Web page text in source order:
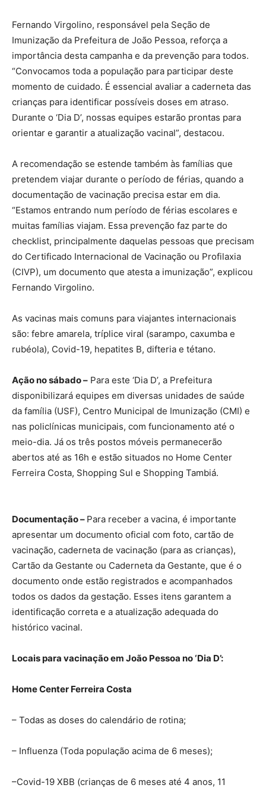
Fernando Virgolino, responsável pela Seção de
Imunização da Prefeitura de João Pessoa, reforça a
importância desta campanha e da prevenção para todos.
“Convocamos toda a população para participar deste
momento de cuidado. É essencial avaliar a caderneta das
crianças para identificar possíveis doses em atraso.
Durante o ‘Dia D’, nossas equipes estarão prontas para
orientar e garantir a atualização vacinal”, destacou.
A recomendação se estende também às famílias que
pretendem viajar durante o período de férias, quando a
documentação de vacinação precisa estar em dia.
“Estamos entrando num período de férias escolares e
muitas famílias viajam. Essa prevenção faz parte do
checklist, principalmente daquelas pessoas que precisam
do Certificado Internacional de Vacinação ou Profilaxia
(CIVP), um documento que atesta a imunização”, explicou
Fernando Virgolino.
As vacinas mais comuns para viajantes internacionais
são: febre amarela, tríplice viral (sarampo, caxumba e
rubéola), Covid-19, hepatites B, difteria e tétano.
Ação no sábado – Para este ‘Dia D’, a Prefeitura
disponibilizará equipes em diversas unidades de saúde
da família (USF), Centro Municipal de Imunização (CMI) e
nas policlínicas municipais, com funcionamento até o
meio-dia. Já os três postos móveis permanecerão
abertos até as 16h e estão situados no Home Center
Ferreira Costa, Shopping Sul e Shopping Tambiá.
Documentação – Para receber a vacina, é importante
apresentar um documento oficial com foto, cartão de
vacinação, caderneta de vacinação (para as crianças),
Cartão da Gestante ou Caderneta da Gestante, que é o
documento onde estão registrados e acompanhados
todos os dados da gestação. Esses itens garantem a
identificação correta e a atualização adequada do
histórico vacinal.
Locais para vacinação em João Pessoa no ‘Dia D’:
Home Center Ferreira Costa
– Todas as doses do calendário de rotina;
– Influenza (Toda população acima de 6 meses);
–Covid-19 XBB (crianças de 6 meses até 4 anos, 11